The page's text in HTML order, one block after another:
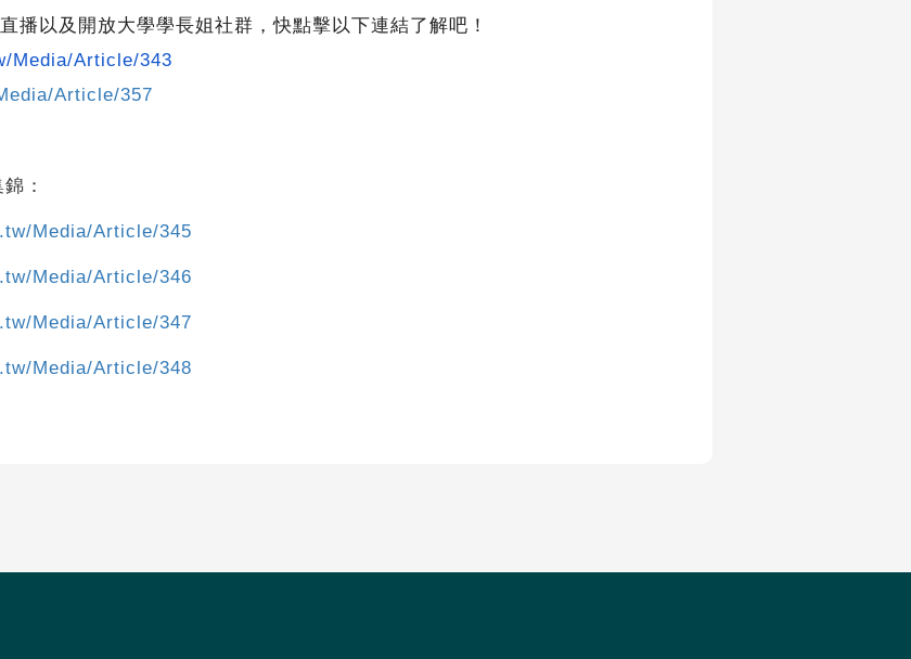
播以及開放大學學長姐社群，快點擊以下連結了解吧！
Media/Article/343
Article/357
：
Media/Article/345
Media/Article/346
Media/Article/347
Media/Article/348